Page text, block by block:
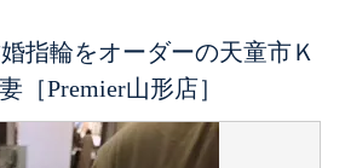
指輪をオーダーの天童市Ｋ
［Premier山形店］